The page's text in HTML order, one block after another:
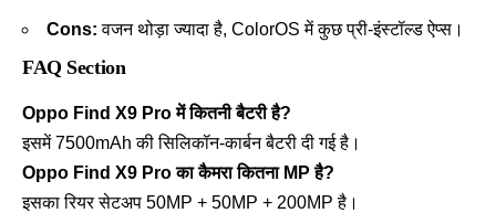
Cons: वजन थोड़ा ज्यादा है, ColorOS में कुछ प्री-इंस्टॉल्ड ऐप्स।
FAQ Section
Oppo Find X9 Pro में कितनी बैटरी है?
इसमें 7500mAh की सिलिकॉन-कार्बन बैटरी दी गई है।
Oppo Find X9 Pro का कैमरा कितना MP है?
इसका रियर सेटअप 50MP + 50MP + 200MP है।